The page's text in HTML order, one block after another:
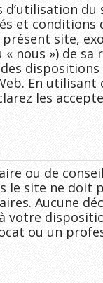
du
et conditions
site,
nous ») de
dispositions
En utilisant
les
ou de
le site ne doit
Aucune
votre
ou un